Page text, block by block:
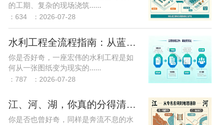
的工期、复杂的现场浇筑......
：634 ：2026-07-28
水利工程全流程指南：从蓝图到竣工的每一步
你是否好奇，一座宏伟的水利工程是如
何从一张图纸变为现实的......
：787 ：2026-07-28
江、河、湖，你真的分得清吗？
你是否也曾好奇，同样是奔流不息的水